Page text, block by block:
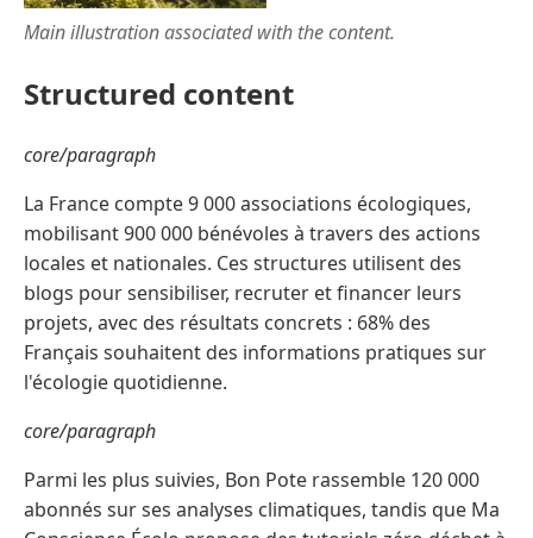
Main illustration associated with the content.
Structured content
core/paragraph
La France compte 9 000 associations écologiques,
mobilisant 900 000 bénévoles à travers des actions
locales et nationales. Ces structures utilisent des
blogs pour sensibiliser, recruter et financer leurs
projets, avec des résultats concrets : 68% des
Français souhaitent des informations pratiques sur
l'écologie quotidienne.
core/paragraph
Parmi les plus suivies, Bon Pote rassemble 120 000
abonnés sur ses analyses climatiques, tandis que Ma